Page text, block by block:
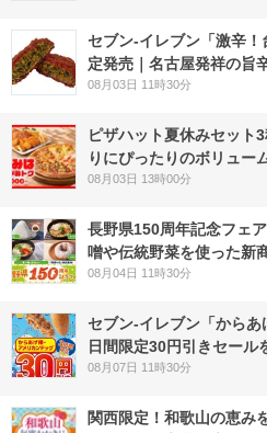
セブン-イレブン「激辛
定発売｜名古屋発祥の旨
08月03日 11時30分
ピザハット夏休みセット
りにぴったりのボリュー
08月03日 13時00分
長野県150周年記念フェ
噌や伝統野菜を使った新
08月04日 11時30分
セブン‐イレブン「から
日間限定30円引きセール
08月07日 11時30分
関西限定！和歌山の恵み